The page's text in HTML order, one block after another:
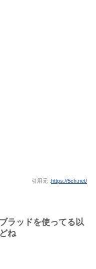
引用元 :https://5ch.net/
ラッドを使ってる以
ね